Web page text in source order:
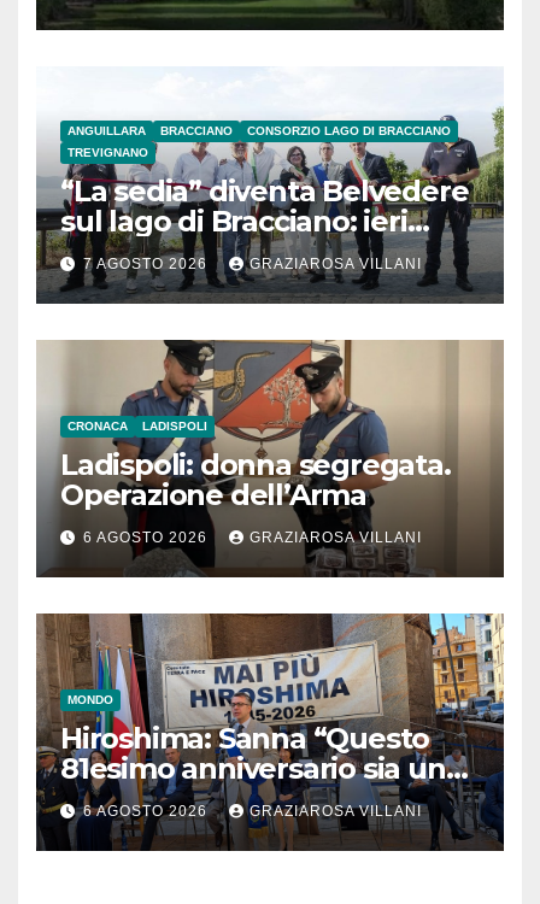
ANGUILLARA BRACCIANO
CONSORZIO LAGO DI BRACCIANO
TREVIGNANO
“La sedia” diventa Belvedere
sul lago di Bracciano: ieri
l’inaugurazione
7 AGOSTO 2026 GRAZIAROSA VILLANI
CRONACA LADISPOLI
Ladispoli: donna segregata.
Operazione dell’Arma
6 AGOSTO 2026 GRAZIAROSA VILLANI
MONDO
Hiroshima: Sanna “Questo
81esimo anniversario sia un
monito per tutti”
6 AGOSTO 2026 GRAZIAROSA VILLANI